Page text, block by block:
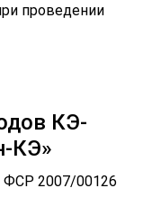
проведении
КЭ-
КЭ»
ФСР 2007/00126